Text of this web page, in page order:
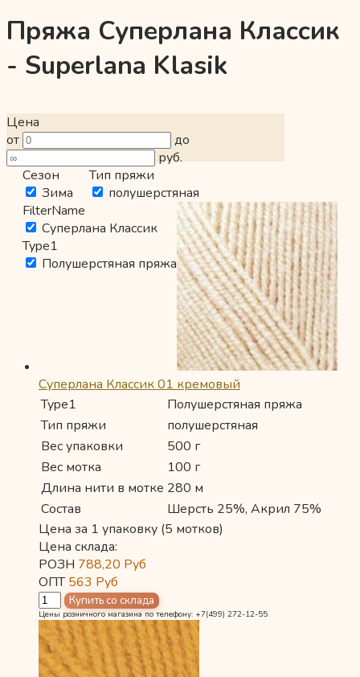
Пряжа Суперлана Классик
- Superlana Klasik
Цена
от
до
руб.
Сезон
Зима
Тип пряжи
полушерстяная
FilterName
Суперлана Классик
Type1
Полушерстяная пряжа
Суперлана Классик 01 кремовый
Type1
Полушерстяная пряжа
Тип пряжи
полушерстяная
Вес упаковки
500 г
Вес мотка
100 г
Длина нити в мотке 280 м
Состав
Шерсть 25%, Акрил 75%
Цена за 1 упаковку (5 мотков)
Цена склада:
РОЗН 788,20 Руб
ОПТ563 Руб
Цены розничного магазина по телефону: +7(499) 272-12-55